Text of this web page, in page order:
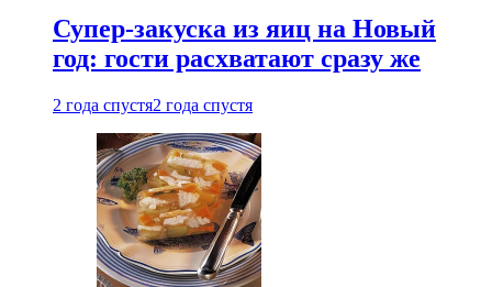
Супер-закуска из яиц на Новый
год: гости расхватают сразу же
2 года спустя2 года спустя